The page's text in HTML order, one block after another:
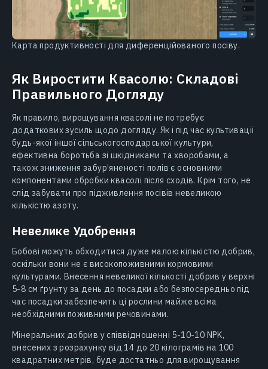
Карта продуктивності для диференційованого посіву.
Як Виростити Квасолю: Складові
Правильного Догляду
Як правило, вирощування квасолі не потребує
додаткових зусиль щодо догляду. Як і під час культивації
будь-якої іншої сільськогосподарської культури,
ефективна боротьба зі шкідниками та хворобами, а
також зниження забур’яненості полів є основними
компонентами обробки квасолі після сходів. Крім того, не
слід забувати про підживлення посівів невеликою
кількістю азоту.
Невелике Удобрення
Бобові можуть обходитися дуже малою кількістю добрив,
оскільки вони не є високопоживними кормовими
культурами. Внесення невеликої кількості добрив у верхні
5-8 см ґрунту за день до посадки або безпосередньо під
час посадки забезпечить ці рослини майже всіма
необхідними поживними речовинами.
Мінеральних добрив у співвідношенні 5-10-10 NPK,
внесених з розрахунку від 14 до 20 кілограмів на 100
квадратних метрів, буде достатньо для вирощування